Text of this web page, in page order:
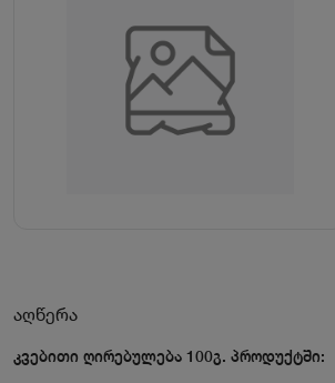
აღწერა
კვებითი ღირებულება 100გ. პროდუქტში: